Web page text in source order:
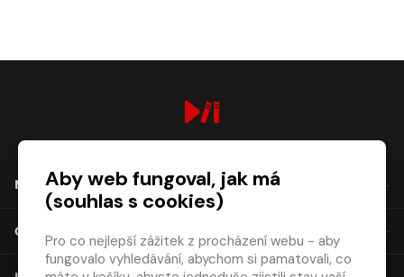
NÁKUP
O SPOLEČNOSTI
Aby web fungoval, jak má
(souhlas s cookies)
Pro co nejlepší zážitek z procházení webu - aby
fungovalo vyhledávání, abychom si pamatovali, co